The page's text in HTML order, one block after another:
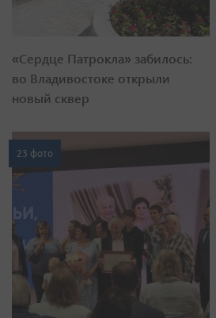
«Сердце Патрокла» забилось:
во Владивостоке открыли
новый сквер
23 фото